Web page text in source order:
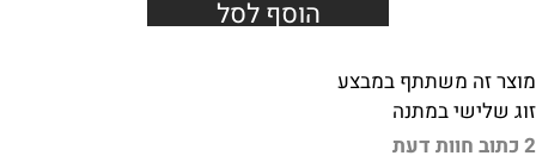
הוסף לסל
מוצר זה משתתף במבצע
זוג שלישי במתנה
2 כתוב חוות דעת